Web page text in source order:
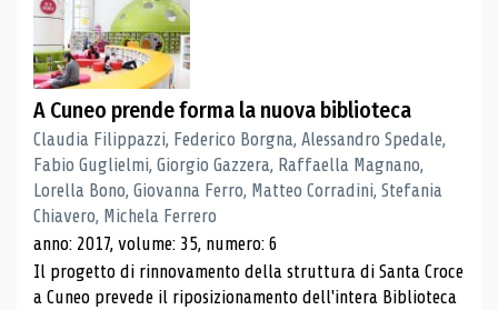
A Cuneo prende forma la nuova biblioteca
Claudia Filippazzi, Federico Borgna, Alessandro Spedale,
Fabio Guglielmi, Giorgio Gazzera, Raffaella Magnano,
Lorella Bono, Giovanna Ferro, Matteo Corradini, Stefania
Chiavero, Michela Ferrero
anno: 2017, volume: 35, numero: 6
Il progetto di rinnovamento della struttura di Santa Croce
a Cuneo prevede il riposizionamento dell'intera Biblioteca